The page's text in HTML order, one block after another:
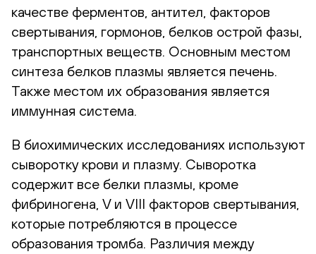
качестве ферментов, антител, факторов
свертывания, гормонов, белков острой фазы,
транспортных веществ. Основным местом
синтеза белков плазмы является печень.
Также местом их образования является
иммунная система.
В биохимических исследованиях используют
сыворотку крови и плазму. Сыворотка
содержит все белки плазмы, кроме
фибриногена, V и VIII факторов свертывания,
которые потребляются в процессе
образования тромба. Различия между